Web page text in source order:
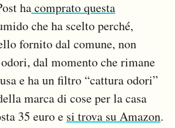
hacomprato questa
che ha scelto perché,
fornito dal comune, non
dal momento che rimane
e ha un filtro “cattura odori”
marca di cose per la casa
35 euro e si trova su Amazon.